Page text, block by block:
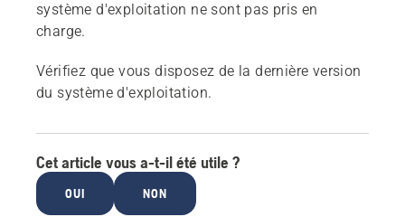
système d'exploitation ne sont pas pris en
charge.
Vérifiez que vous disposez de la dernière version
du système d'exploitation.
Cet article vous a-t-il été utile ?
OUI NON